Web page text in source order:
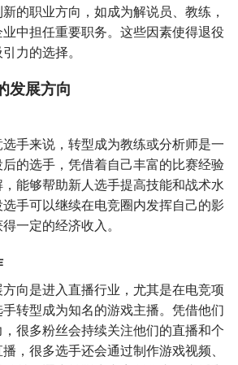
的职业方向，如成为解说员、教练，
中担任重要职务。这些因素使得退役
力的选择。
发展方向
手来说，转型成为教练或分析师是一
的选手，凭借着自己丰富的比赛经验
能够帮助新人选手提高技能和战术水
手可以继续在电竞圈内发挥自己的影
一定的经济收入。
向是进入直播行业，尤其是在电竞项
转型成为知名的游戏主播。凭借他们
很多粉丝会持续关注他们的直播和个
，很多选手还会通过制作游戏视频、